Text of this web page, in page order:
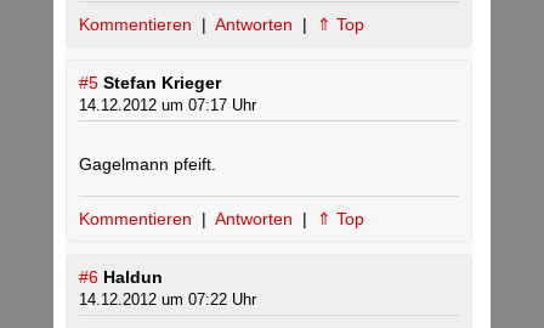
Kommentieren | Antworten | ⇑ Top
#5 Stefan Krieger
14.12.2012 um 07:17 Uhr
Gagelmann pfeift.
Kommentieren | Antworten | ⇑ Top
#6 Haldun
14.12.2012 um 07:22 Uhr